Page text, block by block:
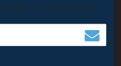
и предложения.